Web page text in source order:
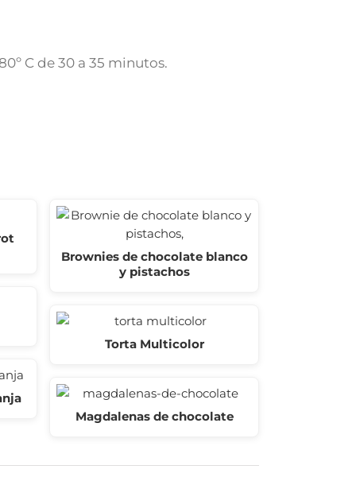
C de 30 a 35 minutos.
Brownies de chocolate blanco
y pistachos
Torta Multicolor
Magdalenas de chocolate